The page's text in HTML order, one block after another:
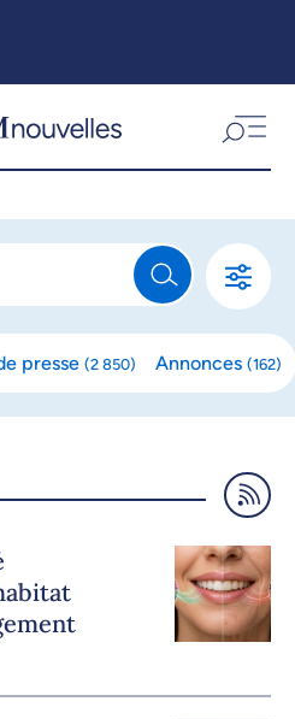
presse (2 850) Annonces (162)